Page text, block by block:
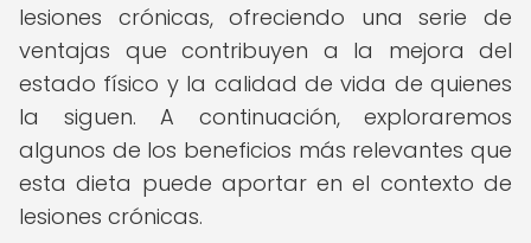
lesiones crónicas, ofreciendo una serie de
ventajas que contribuyen a la mejora del
estado físico y la calidad de vida de quienes
la siguen. A continuación, exploraremos
algunos de los beneficios más relevantes que
esta dieta puede aportar en el contexto de
lesiones crónicas.